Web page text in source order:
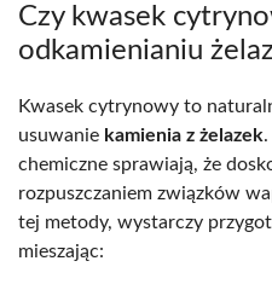
Czy kwasek
odkamienianiu
Kwasek cytrynowy to
usuwanie kamienia z żelazek
chemiczne sprawiają, że
rozpuszczaniem związków
tej metody, wystarczy
mieszając: